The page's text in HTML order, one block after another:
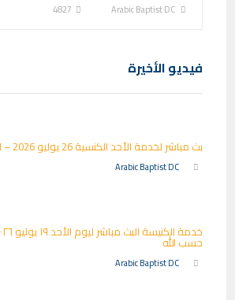
Arabic Baptist DC
4827
فيديو الأخيرة
بث مباشر لخدمة الأحد الكنسية 26 يوليو 2026 – الأخ هنري عون
Arabic Baptist DC
حسب الله
Arabic Baptist DC